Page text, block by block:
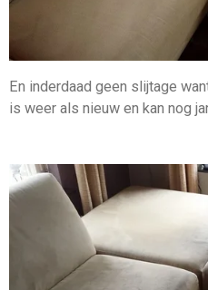
En inderdaad geen slijtage
is weer als nieuw en kan nog